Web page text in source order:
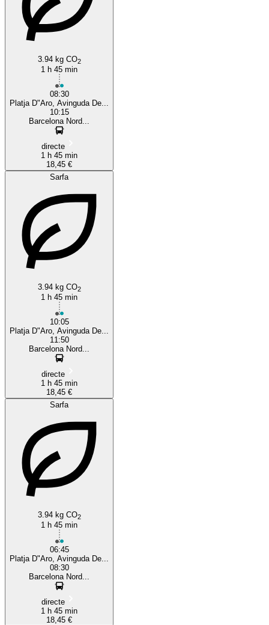
3.94 kg CO2
1 h 45 min
08:30
Platja D"Aro, Avinguda De...
10:15
Barcelona Nord...
directe
1 h 45 min
18,45 €
Sarfa
3.94 kg CO2
1 h 45 min
10:05
Platja D"Aro, Avinguda De...
11:50
Barcelona Nord...
directe
1 h 45 min
18,45 €
Sarfa
3.94 kg CO2
1 h 45 min
06:45
Platja D"Aro, Avinguda De...
08:30
Barcelona Nord...
directe
1 h 45 min
18,45 €